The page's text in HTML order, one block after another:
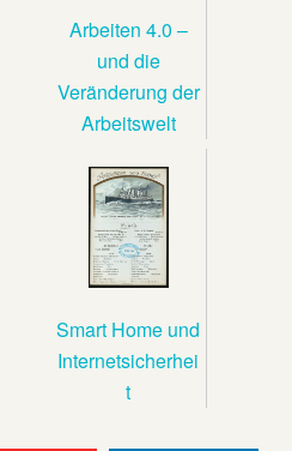
Arbeiten 4.0 –
und die
Veränderung der
Arbeitswelt
Smart Home und
Internetsicherhei
t